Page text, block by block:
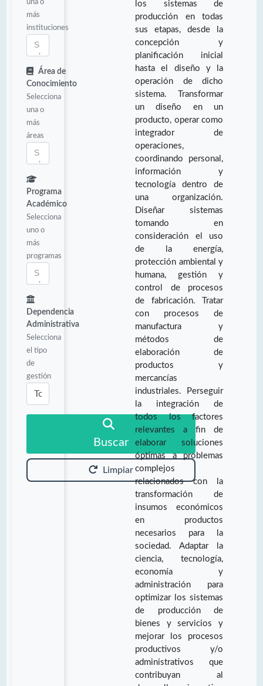
más
instituciones
Área de
Conocimiento
Selecciona
una o
más
áreas
Programa
Académico
Selecciona
uno o
más
programas
Dependencia
Administrativa
Selecciona
el tipo
de
gestión
Buscar
Limpiar
los sistemas de
producción en todas
sus etapas, desde la
concepción y
planificación inicial
hasta el diseño y la
operación de dicho
sistema. Transformar
un diseño en un
producto, operar como
integrador de
operaciones,
coordinando personal,
información y
tecnología dentro de
una organización.
Diseñar sistemas
tomando en
consideración el uso
de la energía,
protección ambiental y
humana, gestión y
control de procesos
de fabricación. Tratar
con procesos de
manufactura y
métodos de
elaboración de
productos y
mercancías
industriales. Perseguir
la integración de
todos los factores
relevantes a fin de
elaborar soluciones
óptimas a problemas
complejos
relacionados con la
transformación de
insumos económicos
en productos
necesarios para la
sociedad. Adaptar la
ciencia, tecnología,
economía y
administración para
optimizar los sistemas
de producción de
bienes y servicios y
mejorar los procesos
productivos y/o
administrativos que
contribuyan al